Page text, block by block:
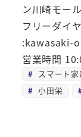
ン川崎モー
フリーダイ
:kawasaki-
営業時間
スマート家
小田栄